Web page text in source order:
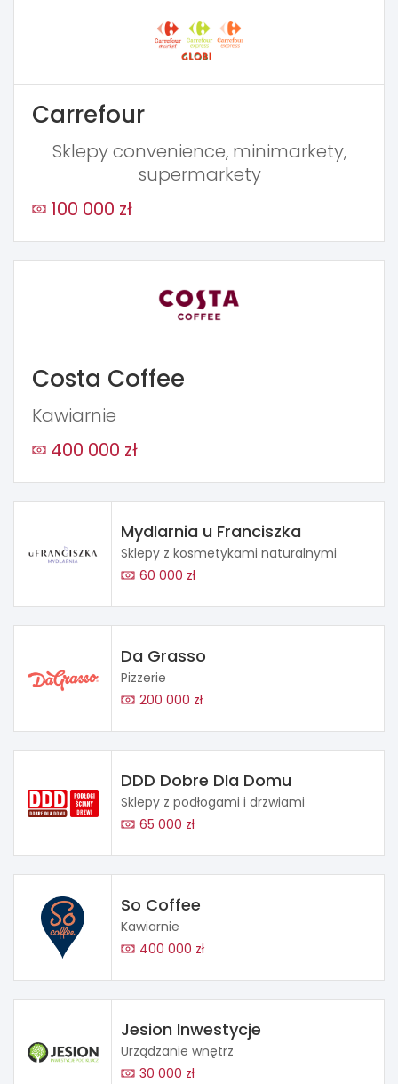
Carrefour
Sklepy convenience, minimarkety,
supermarkety
100 000 zł
Costa Coffee
Kawiarnie
400 000 zł
Mydlarnia u Franciszka
Sklepy z kosmetykami naturalnymi
60 000 zł
Da Grasso
Pizzerie
200 000 zł
DDD Dobre Dla Domu
Sklepy z podłogami i drzwiami
65 000 zł
So Coffee
Kawiarnie
400 000 zł
Jesion Inwestycje
Urządzanie wnętrz
30 000 zł